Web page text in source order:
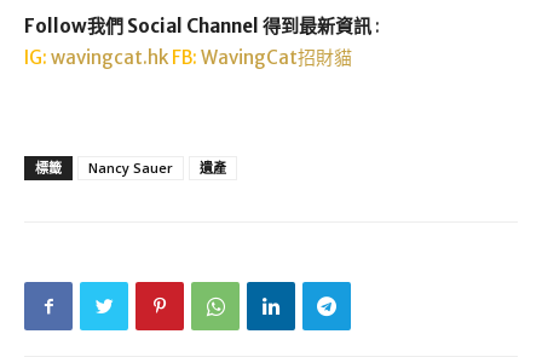
Follow我們 Social Channel 得到最新資訊 :
IG: wavingcat.hk FB: WavingCat招財貓
標籤 Nancy Sauer 遺產